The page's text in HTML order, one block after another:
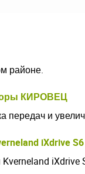
районе.
КИРОВЕЦ
и
iXdrive S6